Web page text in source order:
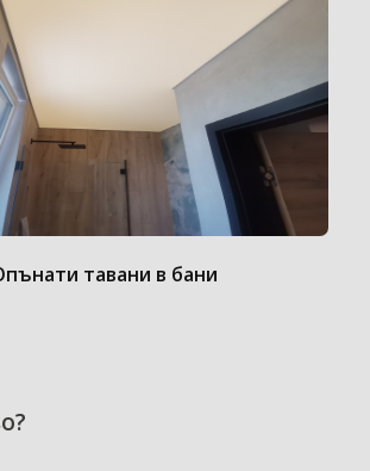
тавани в бани